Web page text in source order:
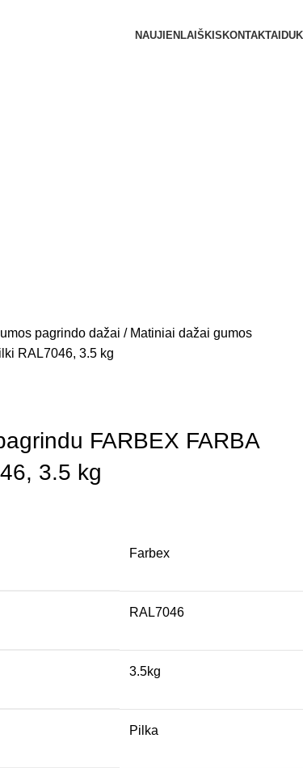
NAUJIENLAIŠKISKONTAKTAIDUK
pagrindo dažai
Matiniai dažai gumos
RAL7046, 3.5 kg
FARBEX FARBA
3.5 kg
Farbex
RAL7046
3.5kg
Pilka